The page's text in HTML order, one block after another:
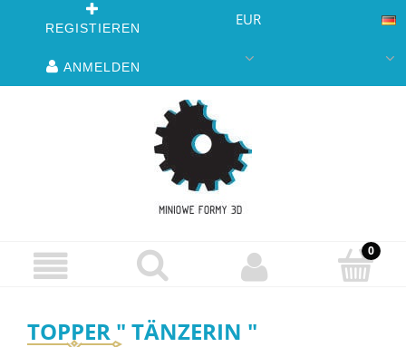
REGISTIEREN
ANMELDEN
EUR
TOPPER " TÄNZERIN "